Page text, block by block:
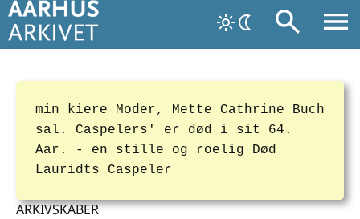
min kiere Moder, Mette Cathrine Buch
sal. Caspelers' er død i sit 64.
Aar. - en stille og roelig Død
Lauridts Caspeler
ARKIVSKABER